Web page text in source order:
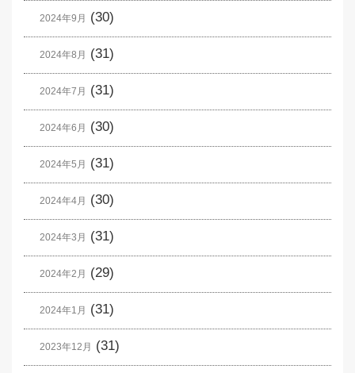
2024年9月 (30)
2024年8月 (31)
2024年7月 (31)
2024年6月 (30)
2024年5月 (31)
2024年4月 (30)
2024年3月 (31)
2024年2月 (29)
2024年1月 (31)
2023年12月 (31)